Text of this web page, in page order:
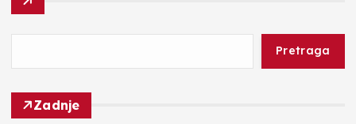
Pretraga
Zadnje